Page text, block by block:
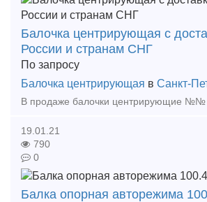
Балочка центрирующая с
России и странам СНГ
По запросу
Балочка центрирующая в Санкт-
19.01.21
790
0
Балка опорная авторежима